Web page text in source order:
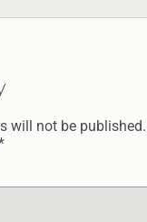
will not be published.